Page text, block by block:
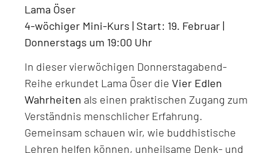
Lama Öser
4-wöchiger Mini-Kurs | Start: 19. Februar |
Donnerstags um 19:00 Uhr
In dieser vierwöchigen Donnerstagabend-
Reihe erkundet Lama Öser die Vier Edlen
Wahrheiten als einen praktischen Zugang zum
Verständnis menschlicher Erfahrung.
Gemeinsam schauen wir, wie buddhistische
Lehren helfen können, unheilsame Denk- und